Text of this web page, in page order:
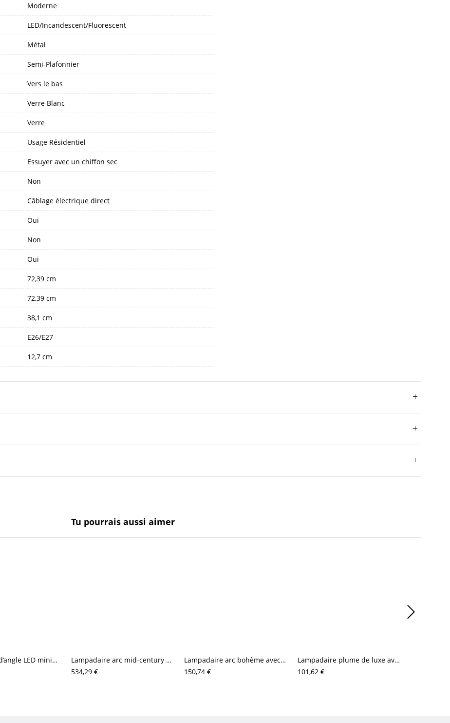
Moderne
LED/Incandescent/Fluorescent
Métal
Semi-Plafonnier
Vers le bas
Verre Blanc
Verre
Usage Résidentiel
Essuyer avec un chiffon sec
Non
Câblage électrique direct
Oui
Non
Oui
72,39 cm
72,39 cm
38,1 cm
E26/E27
12,7 cm
Tu pourrais aussi aimer
Lampadaire d’angle LED minimaliste, liseuse architecturale fine pour salon et bureau
Lampadaire arc mid-century avec base lourde en marbre et abat-jour dôme perforé réglable
534,29 €
Lampadaire arc bohème avec abat-jour en rotin tressé et base en marbre
150,74 €
Lampadaire plume de luxe avec pied en métal doré pour un éclairage d’ambiance doux de chambre et salon
101,62 €